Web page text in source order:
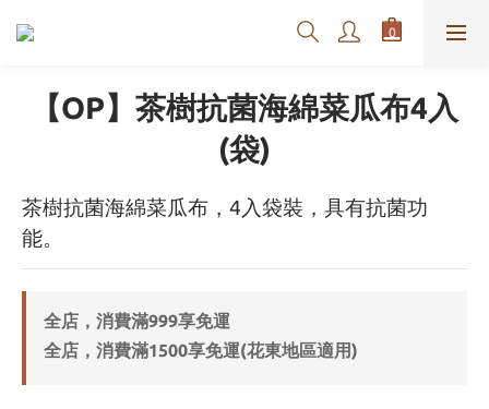
【OP】茶樹抗菌海綿菜瓜布4入
(袋)
茶樹抗菌海綿菜瓜布，4入袋裝，具有抗菌功
能。
全店，消費滿999享免運
全店，消費滿1500享免運(花東地區適用)